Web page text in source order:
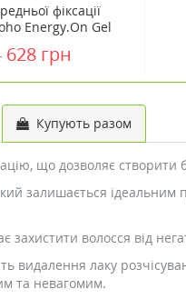
фіксації
Energy.On Gel
628 грн
Купують разом
що дозволяє створити
залишається
волосся від
видалення лаку
та невагомим.